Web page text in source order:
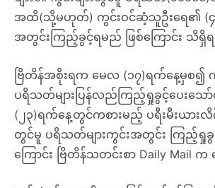
အထိ(သို့မဟုတ်) ကွင်းဝင်ဆံ့သူဦးရေ၏ (၄)
အတွင်းကြည့်ခွင့်ရမည် ဖြစ်ကြောင်း သိရှိ
ဗြိတိန်အစိုးရက မေလ (၁၇)ရက်နေ့မှစ၍
ပရိသတ်များပြန်လည်ကြည့်ရှုခွင့်ပေးသ
(၂၃)ရက်နေ့တွင်ကစားမည့် ပရီးမီးယား
တွင်မူ ပရိသတ်များကွင်းအတွင်း ကြည့်ရှု
ကြောင်း ဗြိတိန်သတင်းစာ Daily Mail က